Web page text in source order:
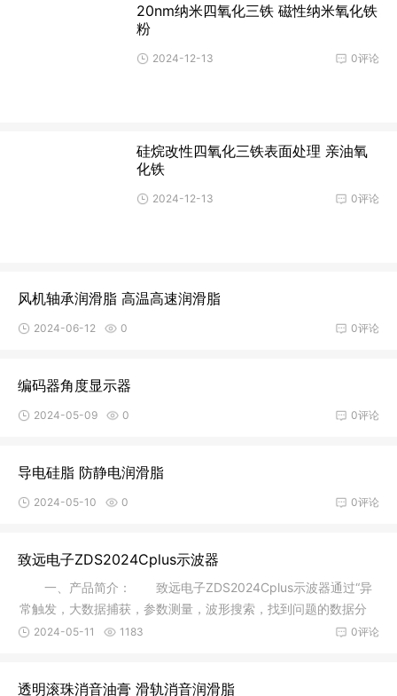
20nm纳米四氧化三铁 磁性纳米氧化铁
粉
0评论
2024-12-13
硅烷改性四氧化三铁表面处理 亲油氧
化铁
0评论
2024-12-13
风机轴承润滑脂 高温高速润滑脂
0评论
2024-06-12 0
编码器角度显示器
0评论
2024-05-09 0
导电硅脂 防静电润滑脂
0评论
2024-05-10 0
致远电子ZDS2024Cplus示波器
一、产品简介： 致远电子ZDS2024Cplus示波器通过“异
常触发，大数据捕获，参数测量，波形搜索，找到问题的数据分
析流程，
0评论
2024-05-11 1183
透明滚珠消音油膏 滑轨消音润滑脂